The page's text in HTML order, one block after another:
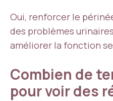
Oui, renforcer le
des problèmes
améliorer la fonction
Combien de
pour voir des